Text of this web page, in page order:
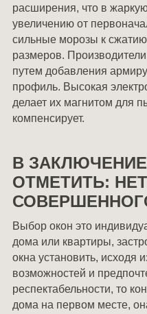
расширения, что в
увеличению от
сильные морозы к сжатию
размеров.
путем добавления
профиль. Высокая
делает их магнитом для
компенсирует.
В
ОТМЕТИТЬ:
Выбор окон это
дома или квартиры,
окна установить, исходя
возможностей и
респектабельности, то
дома на первом месте,